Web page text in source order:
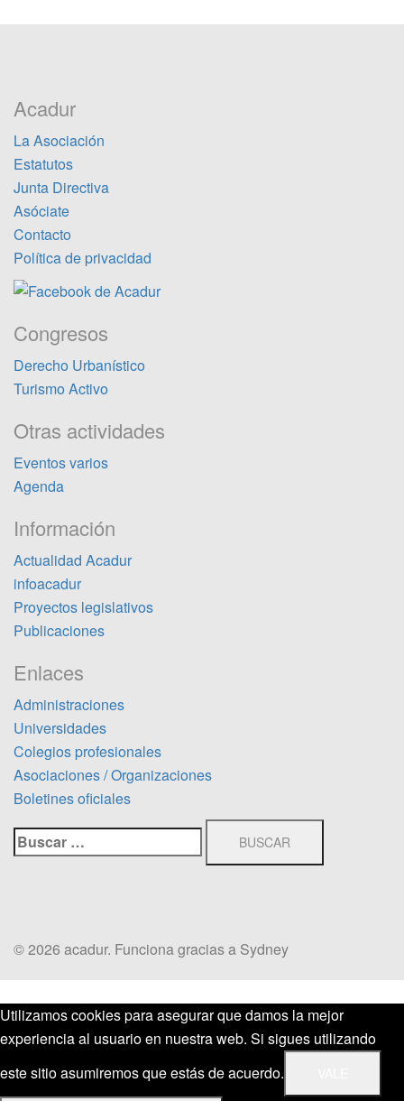
Acadur
La Asociación
Estatutos
Junta Directiva
Asóciate
Contacto
Política de privacidad
Congresos
Derecho Urbanístico
Turismo Activo
Otras actividades
Eventos varios
Agenda
Información
Actualidad Acadur
infoacadur
Proyectos legislativos
Publicaciones
Enlaces
Administraciones
Universidades
Colegios profesionales
Asociaciones / Organizaciones
Boletines oficiales
Buscar:
© 2026 acadur. Funciona gracias a Sydney
Utilizamos cookies para asegurar que damos la mejor
experiencia al usuario en nuestra web. Si sigues utilizando
este sitio asumiremos que estás de acuerdo.